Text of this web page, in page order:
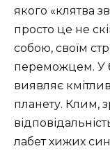
якого «клятва
просто це не
собою, своїм
переможцем. У
виявляє
планету. Клим,
лабет хижих